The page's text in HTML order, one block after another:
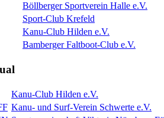
Böllberger Sportverein Halle e.V.
Sport-Club Krefeld
Kanu-Club Hilden e.V.
Bamberger Faltboot-Club e.V.
Kanu-Club Hilden e.V.
Kanu- und Surf-Verein Schwerte e.V.